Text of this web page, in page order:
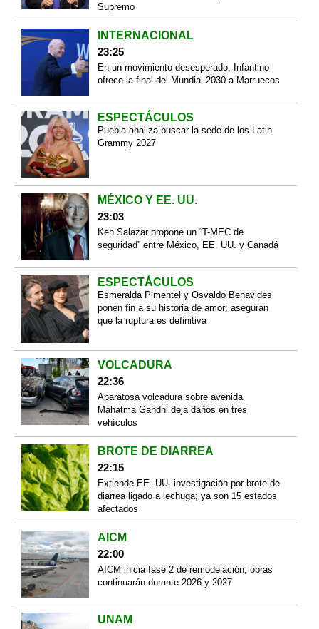
Supremo
INTERNACIONAL
23:25
En un movimiento desesperado, Infantino
ofrece la final del Mundial 2030 a Marruecos
ESPECTÁCULOS
Puebla analiza buscar la sede de los Latin
Grammy 2027
MÉXICO Y EE. UU.
23:03
Ken Salazar propone un “T-MEC de
seguridad” entre México, EE. UU. y Canadá
ESPECTÁCULOS
Esmeralda Pimentel y Osvaldo Benavides
ponen fin a su historia de amor; aseguran
que la ruptura es definitiva
VOLCADURA
22:36
Aparatosa volcadura sobre avenida
Mahatma Gandhi deja daños en tres
vehículos
BROTE DE DIARREA
22:15
Extiende EE. UU. investigación por brote de
diarrea ligado a lechuga; ya son 15 estados
afectados
AICM
22:00
AICM inicia fase 2 de remodelación; obras
continuarán durante 2026 y 2027
UNAM